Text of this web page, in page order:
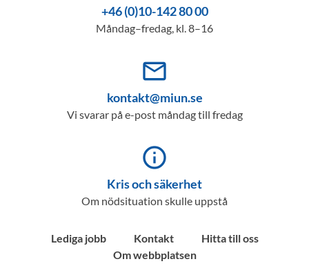
+46 (0)10-142 80 00
Måndag–fredag, kl. 8–16
mail_outline
kontakt@miun.se
Vi svarar på e-post måndag till fredag
info_outline
Kris och säkerhet
Om nödsituation skulle uppstå
Lediga jobb Kontakt
Hitta till oss
Om webbplatsen